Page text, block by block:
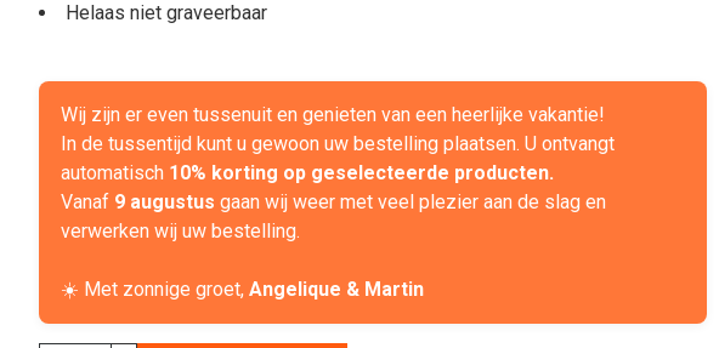
Helaas niet graveerbaar
Wij zijn er even tussenuit en genieten van een heerlijke vakantie!
In de tussentijd kunt u gewoon uw bestelling plaatsen. U ontvangt
automatisch 10% korting op geselecteerde producten.
Vanaf 9 augustus gaan wij weer met veel plezier aan de slag en
verwerken wij uw bestelling.
☀️ Met zonnige groet, Angelique & Martin